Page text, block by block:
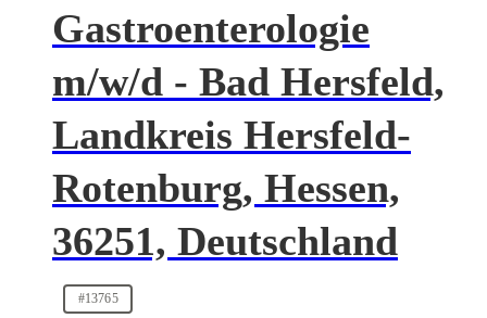
Gastroenterologie
m/w/d - Bad Hersfeld,
Landkreis Hersfeld-
Rotenburg, Hessen,
36251, Deutschland
#13765